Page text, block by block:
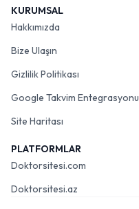
KURUMSAL
Hakkımızda
Bize Ulaşın
Gizlilik Politikası
Google Takvim Entegrasyonu
Site Haritası
PLATFORMLAR
Doktorsitesi.com
Doktorsitesi.az